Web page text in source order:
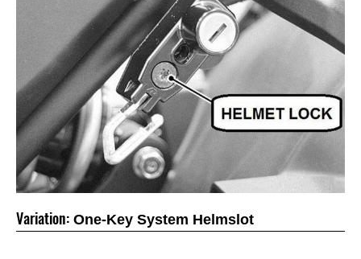
Variation: One-Key System Helmslot